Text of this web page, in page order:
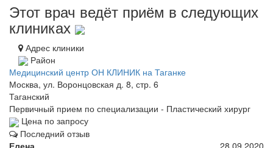
Этот врач ведёт приём в следующих
клиниках
Адрес клиники
Район
Медицинский центр ОН КЛИНИК на Таганке
Москва, ул. Воронцовская д. 8, стр. 6
Таганский
Первичный прием по специализации - Пластический хирург
Цена по запросу
Последний отзыв
Елена
28.09.2020